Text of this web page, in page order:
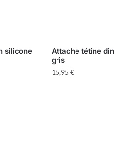
silicone
Attache tétine
gris
15,95 €